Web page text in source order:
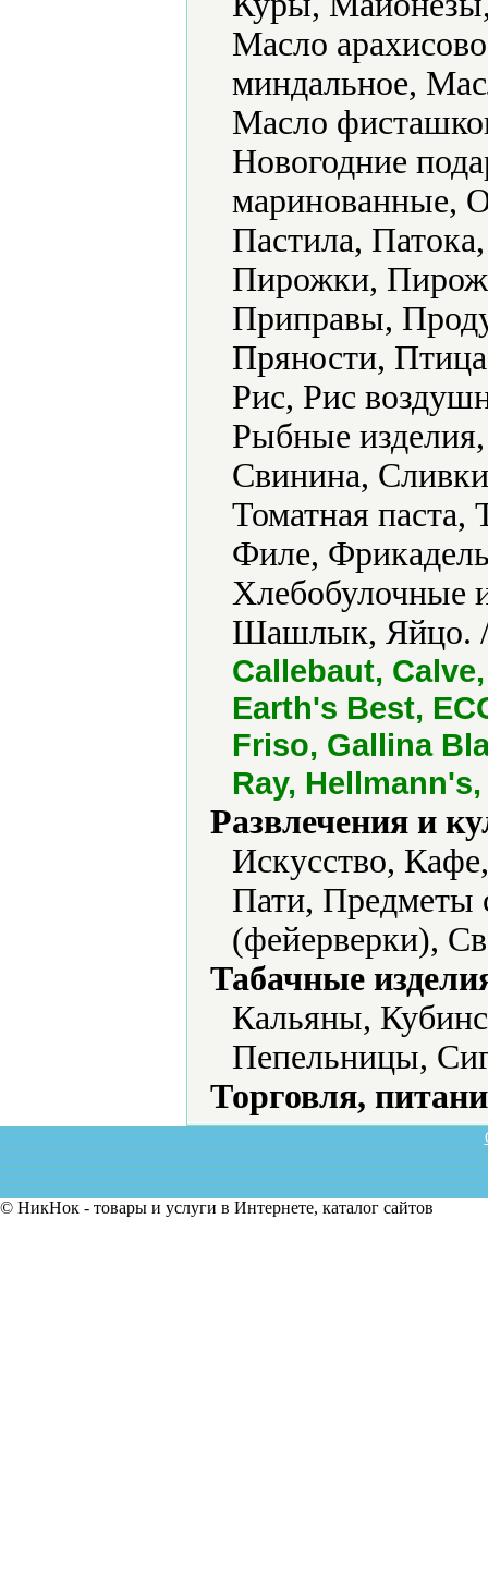
Масло
миндальное,
Масло
Новогодние
маринованные,
Пастила,
Пирожки,
Приправы,
Пряности,
Рис, Рис
Рыбные
Свинина,
Томатная
Филе,
Хлебобулочные
Шашлык, Яйцо.
Callebaut,
Earth's Best,
Friso, Gallina
Ray,
Развлечения и
Искусство,
Пати, Предметы
(фейерверки),
Табачные
Кальяны,
Пепельницы,
Торговля,
© НикНок - товары и услуги в Интернете, каталог сайтов